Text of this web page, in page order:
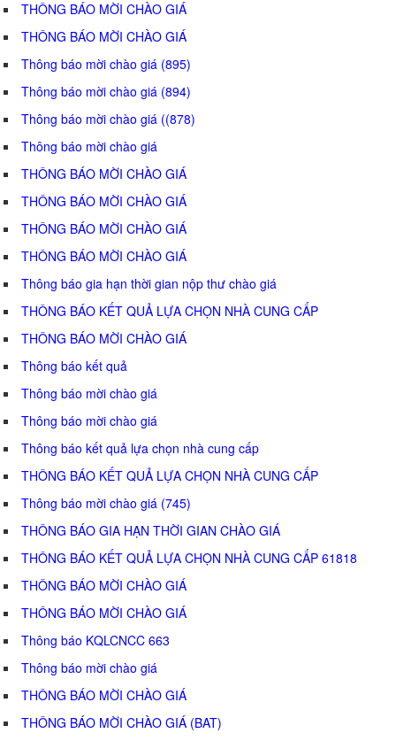
THÔNG BÁO MỜI CHÀO GIÁ
THÔNG BÁO MỜI CHÀO GIÁ
Thông báo mời chào giá (895)
Thông báo mời chào giá (894)
Thông báo mời chào giá ((878)
Thông báo mời chào giá
THÔNG BÁO MỜI CHÀO GIÁ
THÔNG BÁO MỜI CHÀO GIÁ
THÔNG BÁO MỜI CHÀO GIÁ
THÔNG BÁO MỜI CHÀO GIÁ
Thông báo gia hạn thời gian nộp thư chào giá
THÔNG BÁO KẾT QUẢ LỰA CHỌN NHÀ CUNG CẤP
THÔNG BÁO MỜI CHÀO GIÁ
Thông báo kết quả
Thông báo mời chào giá
Thông báo mời chào giá
Thông báo kết quả lựa chọn nhà cung cấp
THÔNG BÁO KẾT QUẢ LỰA CHỌN NHÀ CUNG CẤP
Thông báo mời chào giá (745)
THÔNG BÁO GIA HẠN THỜI GIAN CHÀO GIÁ
THÔNG BÁO KẾT QUẢ LỰA CHỌN NHÀ CUNG CẤP 61818
THÔNG BÁO MỜI CHÀO GIÁ
THÔNG BÁO MỜI CHÀO GIÁ
Thông báo KQLCNCC 663
Thông báo mời chào giá
THÔNG BÁO MỜI CHÀO GIÁ
THÔNG BÁO MỜI CHÀO GIÁ (BAT)